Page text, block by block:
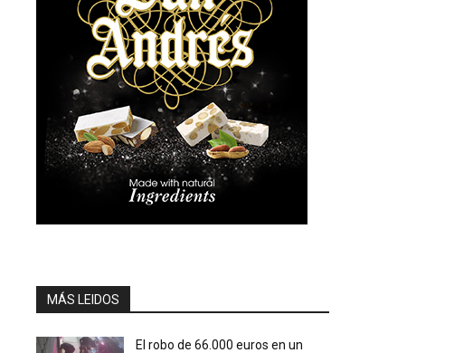
MÁS LEIDOS
El robo de 66.000 euros en un